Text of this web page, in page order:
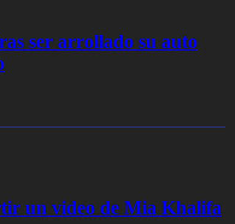
ser arrollado su auto
un video de Mia Khalifa